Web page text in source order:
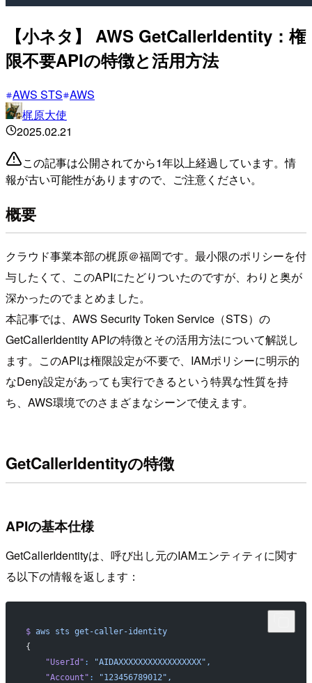
【小ネタ】 AWS GetCallerIdentity：権
限不要APIの特徴と活用方法
AWS STS AWS
梶原大使
2025.02.21
この記事は公開されてから1年以上経過しています。情
報が古い可能性がありますので、ご注意ください。
概要
クラウド事業本部の梶原＠福岡です。最小限のポリシーを付
与したくて、このAPIにたどりついたのですが、わりと奥が
深かったのでまとめました。
本記事では、AWS Security Token Service（STS）の
GetCallerIdentity APIの特徴とその活用方法について解説し
ます。このAPIは権限設定が不要で、IAMポリシーに明示的
なDeny設定があっても実行できるという特異な性質を持
ち、AWS環境でのさまざまなシーンで使えます。
GetCallerIdentityの特徴
APIの基本仕様
GetCallerIdentityは、呼び出し元のIAMエンティティに関す
る以下の情報を返します：
$ aws sts get-caller-identity
{
    "UserId"
:
"AIDAXXXXXXXXXXXXXXXXX",
    "Account"
:
"123456789012",